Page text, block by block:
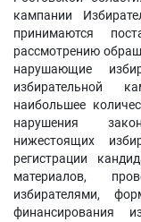
кампании
принимаются
рассмотрению
нарушающие
избирательной
наибольшее
нарушения
нижестоящих
регистрации
материалов,
избирателями,
финансирования